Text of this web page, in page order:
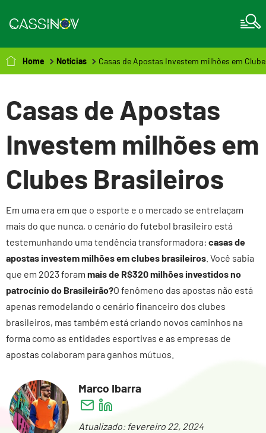
Home Notícias Casas de Apostas Investem milhões em
Casas de Apostas
Investem milhões em
Clubes Brasileiros
Em uma era em que o esporte e o mercado se entrelaçam
mais do que nunca, o cenário do futebol brasileiro está
testemunhando uma tendência transformadora: casas de
apostas investem milhões em clubes brasileiros . Você sabia
que em 2023 foram mais de R$320 milhões investidos no
patrocínio do Brasileirão?O fenômeno das apostas não está
apenas remodelando o cenário financeiro dos clubes
brasileiros, mas também está criando novos caminhos na
forma como as entidades esportivas e as empresas de
apostas colaboram para ganhos mútuos.
Marco Ibarra
Atualizado: fevereiro 22, 2024